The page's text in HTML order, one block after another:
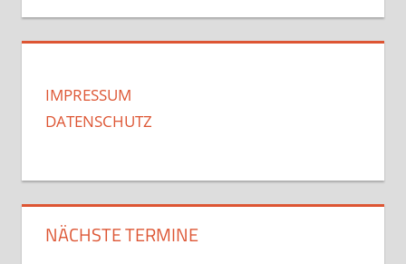
IMPRESSUM
DATENSCHUTZ
NÄCHSTE TERMINE